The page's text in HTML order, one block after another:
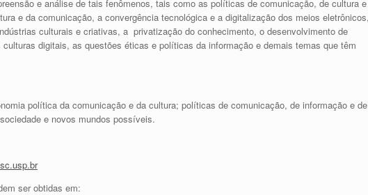
e análise de tais fenômenos, tais como as políticas de comunicação, de cultura e
e da comunicação, a convergência tecnológica e a digitalização dos meios
culturais e criativas, a privatização do conhecimento, o desenvolvimento de
digitais, as questões éticas e políticas da informação e demais temas que têm
política da comunicação e da cultura; políticas de comunicação, de informação e de
e novos mundos possíveis.
ser obtidas em: